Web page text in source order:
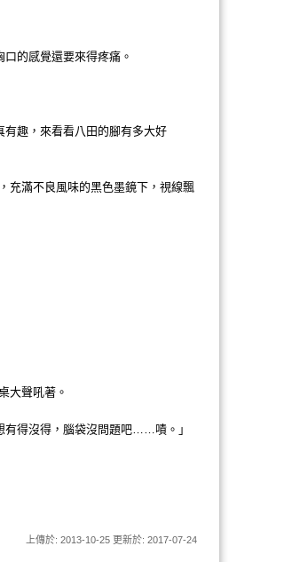
的感覺還要來得疼痛。
有趣，來看看八田的腳有多大好
充滿不良風味的黑色墨鏡下，視線飄
大聲吼著。
有得沒得，腦袋沒問題吧……嘖。」
上傳於: 2013-10-25 更新於: 2017-07-24